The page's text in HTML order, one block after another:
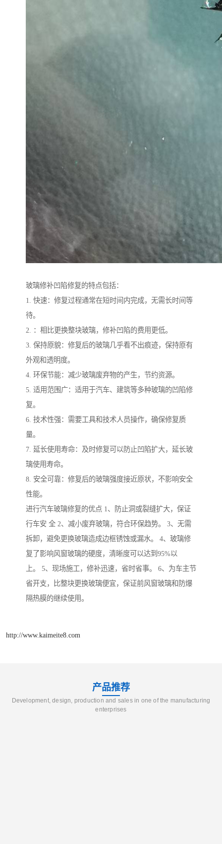
玻璃修补凹陷修复的特点包括：
1. 快速：修复过程通常在短时间内完成，无需长时间等
待。
2. ：相比更换整块玻璃，修补凹陷的费用更低。
3. 保持原貌：修复后的玻璃几乎看不出痕迹，保持原有
外观和透明度。
4. 环保节能：减少玻璃废弃物的产生，节约资源。
5. 适用范围广：适用于汽车、建筑等多种玻璃的凹陷修
复。
6. 技术性强：需要工具和技术人员操作，确保修复质
量。
7. 延长使用寿命：及时修复可以防止凹陷扩大，延长玻
璃使用寿命。
8. 安全可靠：修复后的玻璃强度接近原状，不影响安全
性能。
进行汽车玻璃修复的优点 1、防止洞或裂缝扩大，保证
行车安 全 2、减小废弃玻璃，符合环保趋势。 3、无需
拆卸，避免更换玻璃造成边框锈蚀或漏水。 4、玻璃修
复了影响风窗玻璃的硬度，清晰度可以达到95%以
上。 5、现场施工，修补迅速，省时省事。 6、为车主节
省开支，比整块更换玻璃便宜，保证前风窗玻璃和防爆
隔热膜的继续使用。
http://www.kaimeite8.com
产品推荐
Development, design, production and sales in one of the manufacturing
enterprises